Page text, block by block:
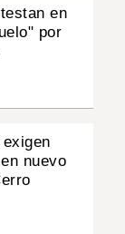
en
por
nuevo